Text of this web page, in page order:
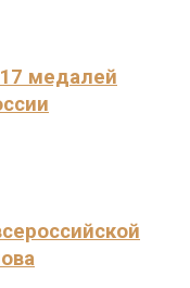
медалей